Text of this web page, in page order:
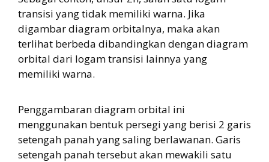
transisi yang tidak memiliki warna. Jika
digambar diagram orbitalnya, maka akan
terlihat berbeda dibandingkan dengan diagram
orbital dari logam transisi lainnya yang
memiliki warna.
Penggambaran diagram orbital ini
menggunakan bentuk persegi yang berisi 2 garis
setengah panah yang saling berlawanan. Garis
setengah panah tersebut akan mewakili satu